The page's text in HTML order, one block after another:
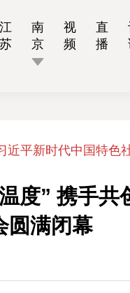
江
苏
南
京
视
频
直
播
近平新时代中国特色
度” 携手
圆满闭幕